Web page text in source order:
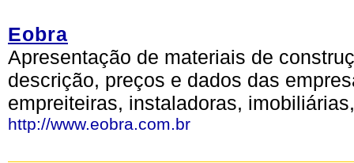
Eobra
Apresentação de materiais de
descrição, preços e dados das
empreiteiras, instaladoras,
http://www.eobra.com.br